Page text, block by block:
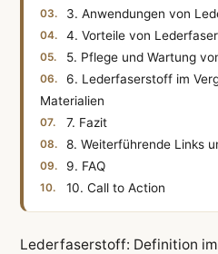
3. Anwendungen von
4. Vorteile von
5. Pflege und Wartung
6. Lederfaserstoff im
Materialien
7. Fazit
8. Weiterführende Links
9. FAQ
10. Call to Action
Lederfaserstoff: Definition